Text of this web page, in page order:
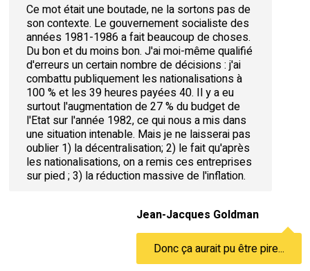
Ce mot était une boutade, ne la sortons pas de
son contexte. Le gouvernement socialiste des
années 1981-1986 a fait beaucoup de choses.
Du bon et du moins bon. J'ai moi-même qualifié
d'erreurs un certain nombre de décisions : j'ai
combattu publiquement les nationalisations à
100 % et les 39 heures payées 40. Il y a eu
surtout l'augmentation de 27 % du budget de
l'Etat sur l'année 1982, ce qui nous a mis dans
une situation intenable. Mais je ne laisserai pas
oublier 1) la décentralisation; 2) le fait qu'après
les nationalisations, on a remis ces entreprises
sur pied ; 3) la réduction massive de l'inflation.
Jean-Jacques Goldman
Donc ça aurait pu être pire...